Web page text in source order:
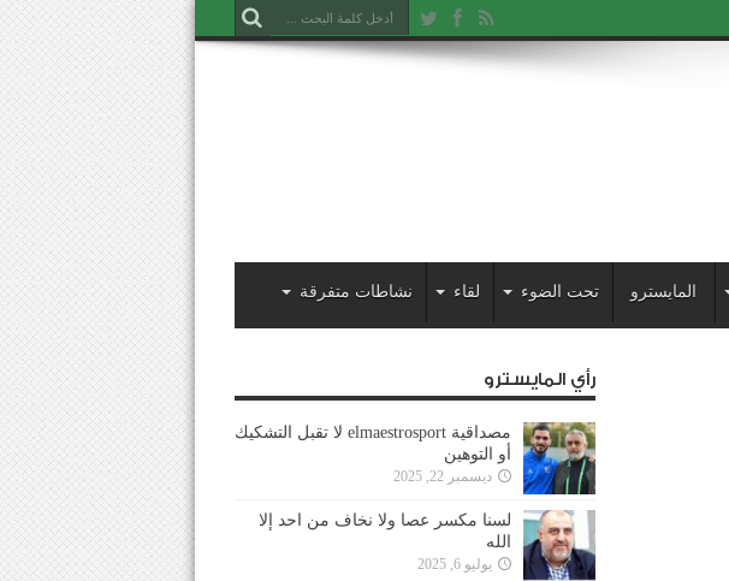
المايسترو تحت الضوء لقاء نشاطات متفرقة
رأي المايسترو
مصداقية elmaestrosport لا تقبل التشكيك
أو التوهين
ديسمبر 22, 2025
لسنا مكسر عصا ولا نخاف من احد إلا
الله
يوليو 6, 2025